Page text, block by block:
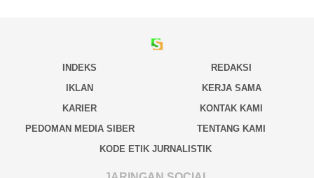
INDEKS
REDAKSI
IKLAN
KERJA SAMA
KARIER
KONTAK KAMI
PEDOMAN MEDIA SIBER
TENTANG KAMI
KODE ETIK JURNALISTIK